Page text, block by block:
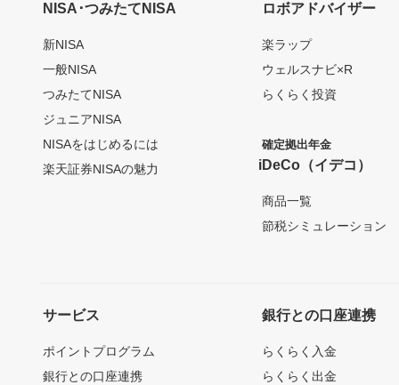
NISA･つみたてNISA
新NISA
一般NISA
つみたてNISA
ジュニアNISA
NISAをはじめるには
楽天証券NISAの魅力
ロボアドバイザー
楽ラップ
ウェルスナビ×R
らくらく投資
確定拠出年金
iDeCo（イデコ）
商品一覧
節税シミュレーション
サービス
ポイントプログラム
銀行との口座連携
銀行との口座連携
らくらく入金
らくらく出金